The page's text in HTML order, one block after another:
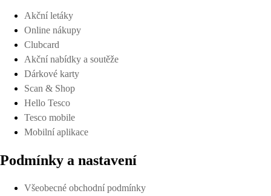
Akční letáky
Online nákupy
Clubcard
Akční nabídky a soutěže
Dárkové karty
Scan & Shop
Hello Tesco
Tesco mobile
Mobilní aplikace
Podmínky a nastavení
Všeobecné obchodní podmínky